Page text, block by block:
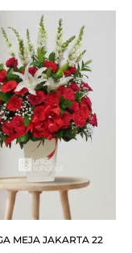
MEJA JAKARTA 22